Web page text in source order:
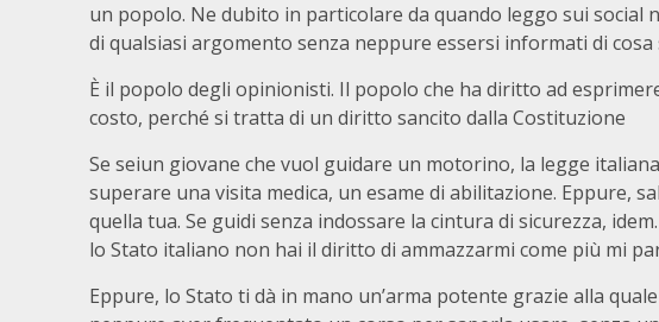
un popolo. Ne dubito in particolare da quando leggo sui social
di qualsiasi argomento senza neppure essersi informati di
È il popolo degli opinionisti. Il popolo che ha diritto ad
costo, perché si tratta di un diritto sancito dalla Costituzione
Se seiun giovane che vuol guidare un motorino, la legge
superare una visita medica, un esame di abilitazione. Eppure,
quella tua. Se guidi senza indossare la cintura di sicurezza,
lo Stato italiano non hai il diritto di ammazzarmi come più mi
Eppure, lo Stato ti dà in mano un’arma potente grazie alla